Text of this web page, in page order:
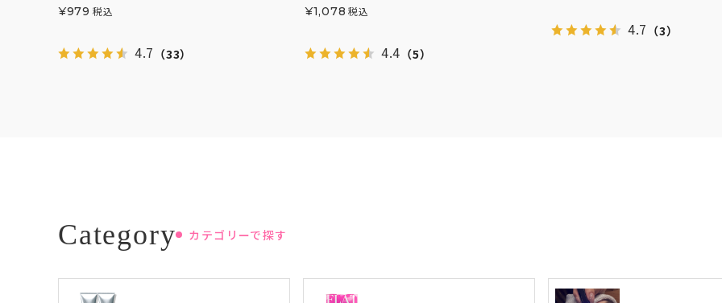
¥979 税込
4.7 （33）
¥1,078 税込
4.4 （5）
4.7 （3）
カテゴリーで探す